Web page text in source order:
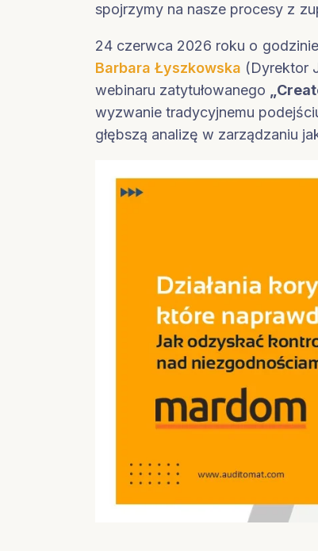
spojrzymy na nasze procesy z
24 czerwca 2026 roku o
Barbara Łyszkowska (Dyrektor
webinaru zatytułowanego
wyzwanie tradycyjnemu
głębszą analizę w zarządzaniu